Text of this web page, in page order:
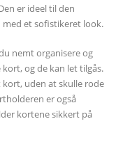
er ideel til den
med et sofistikeret look.
nemt organisere og
og de kan let tilgås.
uden at skulle rode
er også
kortene sikkert på